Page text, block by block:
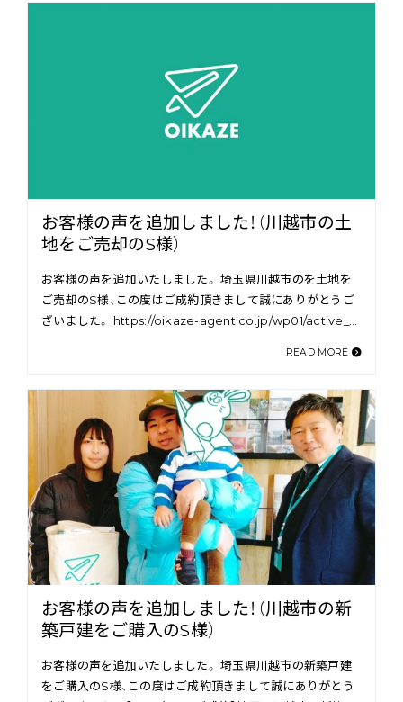
お客様の声を追加しました！（川越市の土
地をご売却のS様）
お客様の声を追加いたしました。 埼玉県川越市のを土地を
ご売却のS様、この度はご成約頂きまして誠にありがとうご
ざいました。 https://oikaze-agent.co.jp/wp01/active_…
READ MORE
お客様の声を追加しました！（川越市の新
築戸建をご購入のS様）
お客様の声を追加いたしました。 埼玉県川越市の新築戸建
をご購入のS様、この度はご成約頂きまして誠にありがとう